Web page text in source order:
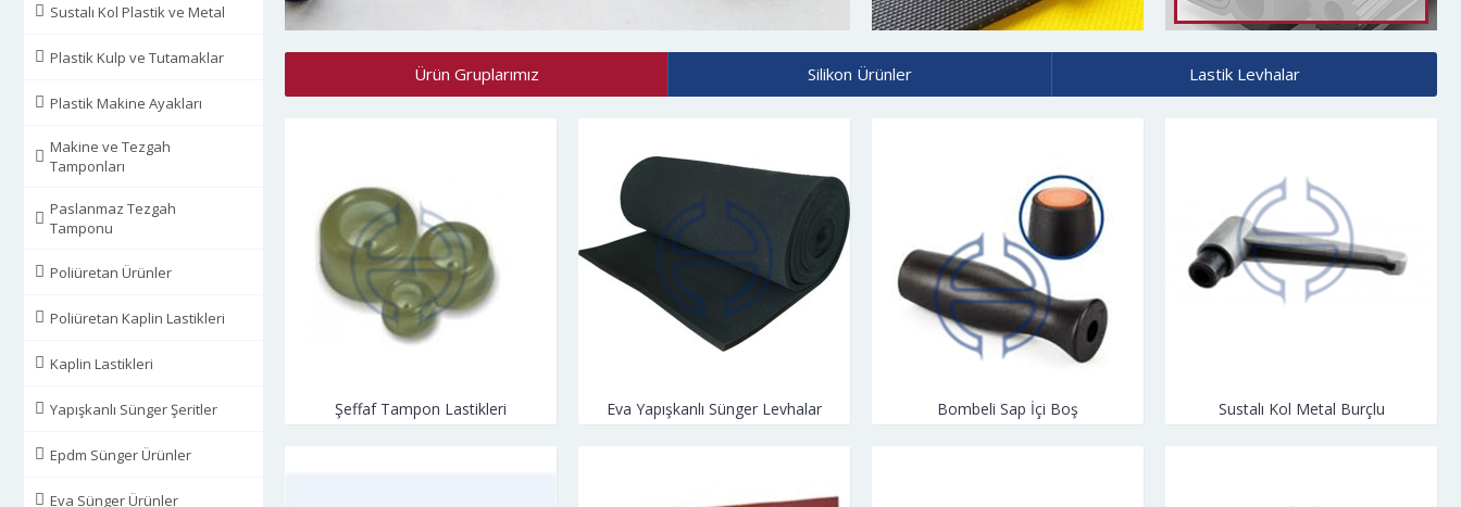
Sustalı Kol Plastik ve Metal
Plastik Kulp ve Tutamaklar
Plastik Makine Ayakları
Makine ve Tezgah
Tamponları
Paslanmaz Tezgah
Tamponu
Poliüretan Ürünler
Poliüretan Kaplin Lastikleri
Kaplin Lastikleri
Yapışkanlı Sünger Şeritler
Epdm Sünger Ürünler
Eva Sünger Ürünler
Ürün Gruplarımız Silikon Ürünler Lastik Levhalar
Şeffaf Tampon Lastikleri Eva Yapışkanlı Sünger Levhalar Bombeli Sap İçi Boş Sustalı Kol Metal Burçlu